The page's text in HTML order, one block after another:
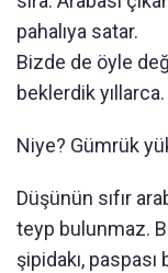
pahalıya satar.
Bizde de öyle
beklerdik yıllarca.
Niye? Gümrük
Düşünün sıfır
teyp bulunmaz.
şipidakı,